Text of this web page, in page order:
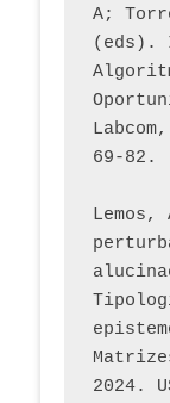
A;
(eds).
69-82.
2024.